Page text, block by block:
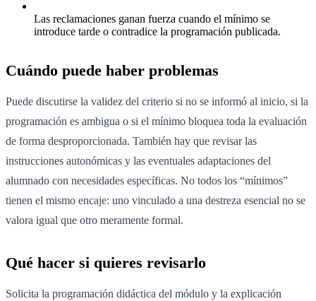
Las reclamaciones ganan fuerza cuando el mínimo se
introduce tarde o contradice la programación publicada.
Cuándo puede haber problemas
Puede discutirse la validez del criterio si no se informó al inicio, si la
programación es ambigua o si el mínimo bloquea toda la evaluación
de forma desproporcionada. También hay que revisar las
instrucciones autonómicas y las eventuales adaptaciones del
alumnado con necesidades específicas. No todos los “mínimos”
tienen el mismo encaje: uno vinculado a una destreza esencial no se
valora igual que otro meramente formal.
Qué hacer si quieres revisarlo
Solicita la programación didáctica del módulo y la explicación